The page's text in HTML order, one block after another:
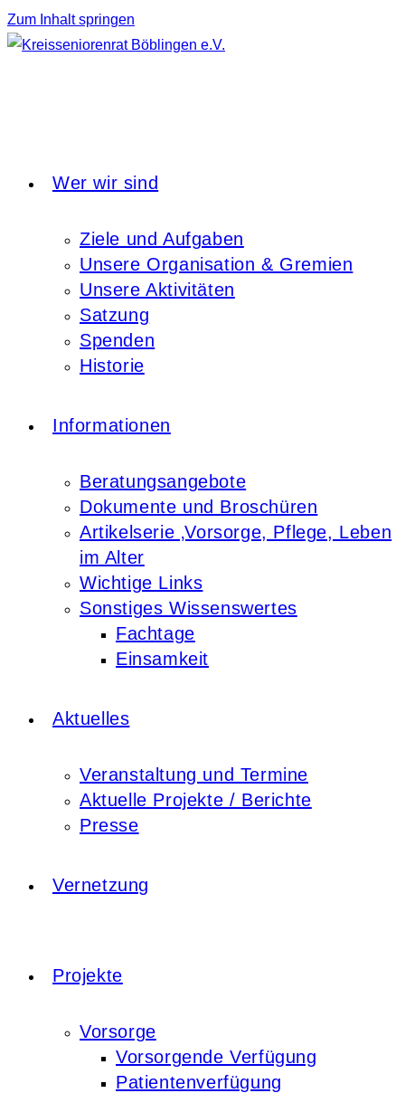
Zum Inhalt springen
Wer wir sind
Ziele und Aufgaben
Unsere Organisation & Gremien
Unsere Aktivitäten
Satzung
Spenden
Historie
Informationen
Beratungsangebote
Dokumente und Broschüren
Artikelserie ‚Vorsorge, Pflege, Leben
im Alter
Wichtige Links
Sonstiges Wissenswertes
Fachtage
Einsamkeit
Aktuelles
Veranstaltung und Termine
Aktuelle Projekte / Berichte
Presse
Vernetzung
Projekte
Vorsorge
Vorsorgende Verfügung
Patientenverfügung